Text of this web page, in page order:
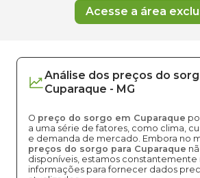
Acesse a área
Análise dos preços do
Cuparaque - MG
O preço do sorgo em Cuparaque
a uma série de fatores, como clima,
e demanda de mercado. Embora no
preços do sorgo para Cuparaque
disponíveis, estamos constantemente
informações para fornecer dados